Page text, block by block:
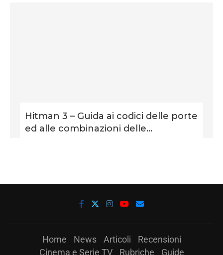
Hitman 3 – Guida ai codici delle porte
ed alle combinazioni delle...
Home News Articoli
Recensioni
Cinema e Serie TV
Rubriche Guide